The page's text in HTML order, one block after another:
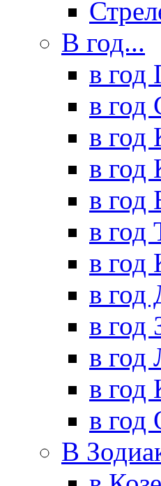
В год...
в год
в год
в год
в
в год
в год
в год
в год
в год
в год
в год
в год
В